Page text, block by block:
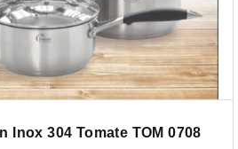
Inox 304 Tomate TOM 0708